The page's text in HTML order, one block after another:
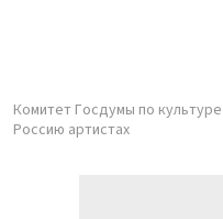
Комитет Госдумы по
Россию артистах